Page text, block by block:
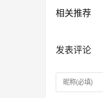
相关推荐
发表评论